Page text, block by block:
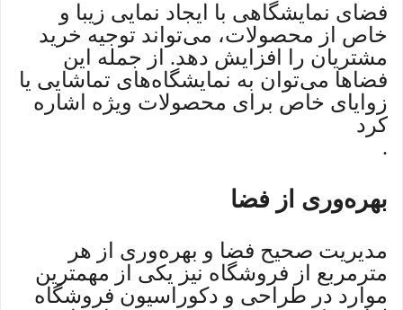
فضای نمایشگاهی با ایجاد نمایی زیبا و
خاص از محصولات، می‌تواند توجیه خرید
مشتریان را افزایش دهد. از جمله این
فضاها می‌توان به نمایشگاه‌های تماشایی یا
زوایای خاص برای محصولات ویژه اشاره
کرد
.
بهره‌وری از فضا
مدیریت صحیح فضا و بهره‌وری از هر
مترمربع از فروشگاه نیز یکی از مهمترین
موارد در طراحی و دکوراسیون فروشگاه